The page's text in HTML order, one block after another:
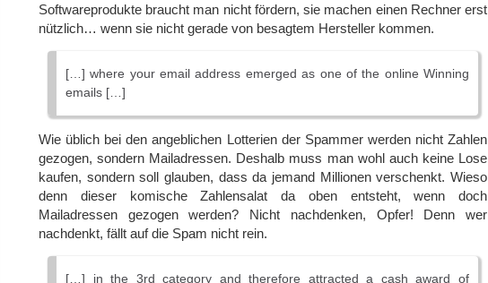
Softwareprodukte braucht man nicht fördern, sie machen einen Rechner erst
nützlich… wenn sie nicht gerade von besagtem Hersteller kommen.
[…] where your email address emerged as one of the online Winning
emails […]
Wie üblich bei den angeblichen Lotterien der Spammer werden nicht Zahlen
gezogen, sondern Mailadressen. Deshalb muss man wohl auch keine Lose
kaufen, sondern soll glauben, dass da jemand Millionen verschenkt. Wieso
denn dieser komische Zahlensalat da oben entsteht, wenn doch
Mailadressen gezogen werden? Nicht nachdenken, Opfer! Denn wer
nachdenkt, fällt auf die Spam nicht rein.
[…] in the 3rd category and therefore attracted a cash award of